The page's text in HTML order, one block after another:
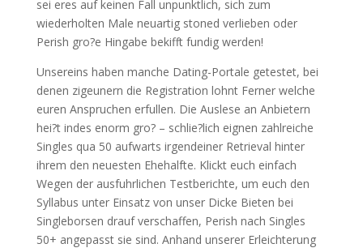
sei eres auf keinen Fall unpunktlich, sich zum
wiederholten Male neuartig stoned verlieben oder
Perish gro?e Hingabe bekifft fundig werden!
Unsereins haben manche Dating-Portale getestet, bei
denen zigeunern die Registration lohnt Ferner welche
euren Anspruchen erfullen. Die Auslese an Anbietern
hei?t indes enorm gro? – schlie?lich eignen zahlreiche
Singles qua 50 aufwarts irgendeiner Retrieval hinter
ihrem den neuesten Ehehalfte. Klickt euch einfach
Wegen der ausfuhrlichen Testberichte, um euch den
Syllabus unter Einsatz von unser Dicke Bieten bei
Singleborsen drauf verschaffen, Perish nach Singles
50+ angepasst sie sind. Anhand unserer Erleichterung